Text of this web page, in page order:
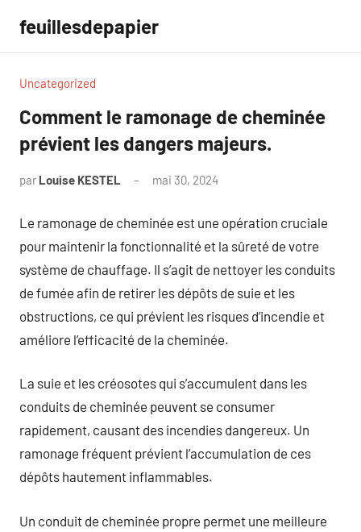
contenu
feuillesdepapier
Uncategorized
Comment le ramonage de cheminée
prévient les dangers majeurs.
par Louise KESTEL mai 30, 2024
Le ramonage de cheminée est une opération cruciale
pour maintenir la fonctionnalité et la sûreté de votre
système de chauffage. Il s’agit de nettoyer les conduits
de fumée afin de retirer les dépôts de suie et les
obstructions, ce qui prévient les risques d’incendie et
améliore l’efficacité de la cheminée.
La suie et les créosotes qui s’accumulent dans les
conduits de cheminée peuvent se consumer
rapidement, causant des incendies dangereux. Un
ramonage fréquent prévient l’accumulation de ces
dépôts hautement inflammables.
Un conduit de cheminée propre permet une meilleure